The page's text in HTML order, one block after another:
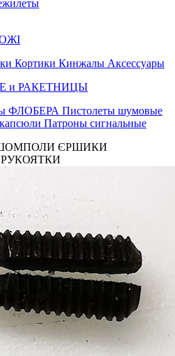
Кортики Кинжалы Аксессуары
и РАКЕТНИЦЫ
ФЛОБЕРА Пистолеты шумовые
Патроны сигнальные
ЄРШИКИ